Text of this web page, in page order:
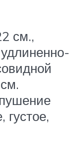
см.,